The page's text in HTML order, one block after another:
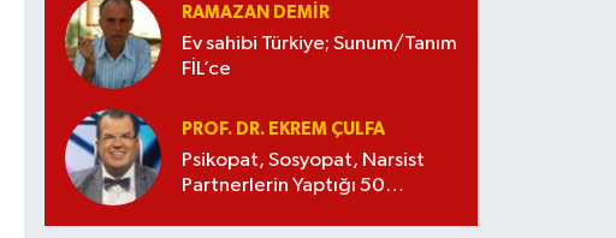
RAMAZAN DEMİR
Ev sahibi Türkiye; Sunum/Tanım
FİL’ce
PROF. DR. EKREM ÇULFA
Psikopat, Sosyopat, Narsist
Partnerlerin Yaptığı 50